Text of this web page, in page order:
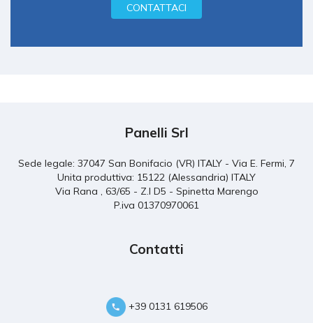
CONTATTACI
Panelli Srl
Sede legale: 37047 San Bonifacio (VR) ITALY - Via E. Fermi, 7
Unita produttiva: 15122 (Alessandria) ITALY
Via Rana , 63/65 - Z.I D5 - Spinetta Marengo
P.iva 01370970061
Contatti
+39 0131 619506